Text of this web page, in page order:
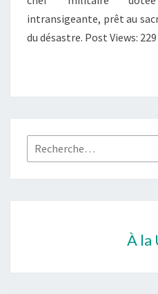
intransigeante, prêt au
du désastre. Post Views: 229
Rechercher :
À la